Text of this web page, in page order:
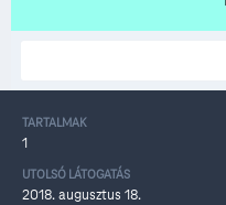
TARTALMAK
1
UTOLSÓ LÁTOGATÁS
2018. augusztus 18.